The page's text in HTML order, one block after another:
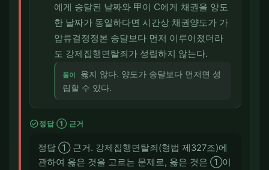
에게 송달된 날짜와 甲이 C에게 채권을 양도
한 날짜가 동일하다면 시간상 채권양도가 가
압류결정정본 송달보다 먼저 이루어졌더라
도 강제집행면탈죄가 성립하지 않는다.
풀이
옳지 않다. 양도가 송달보다 먼저면 성
립할 수 있다.
check_circle정답 ① 근거
정답 ① 근거. 강제집행면탈죄(형법 제327조)에
관하여 옳은 것을 고르는 문제로, 옳은 것은 ①이